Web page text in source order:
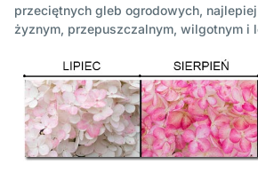
przeciętnych gleb ogrodowych, najlepiej
żyznym, przepuszczalnym, wilgotnym i